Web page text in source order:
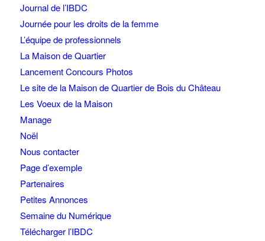
Journal de l’IBDC
Journée pour les droits de la femme
L’équipe de professionnels
La Maison de Quartier
Lancement Concours Photos
Le site de la Maison de Quartier de Bois du Château
Les Voeux de la Maison
Manage
Noël
Nous contacter
Page d’exemple
Partenaires
Petites Annonces
Semaine du Numérique
Télécharger l’IBDC